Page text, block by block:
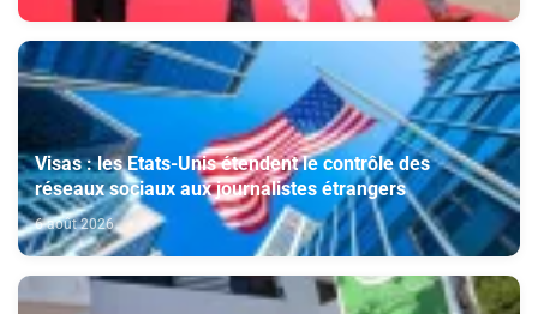
Visas : les Etats-Unis étendent le contrôle des
réseaux sociaux aux journalistes étrangers
6 août 2026